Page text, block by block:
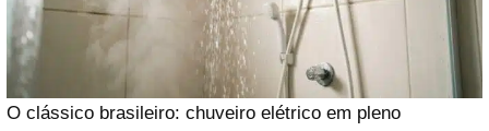
O clássico brasileiro: chuveiro elétrico em pleno